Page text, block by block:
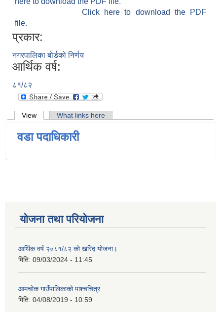
Click here to download the PDF
file.
प्रकार:
नगरपालिका बोर्डको निर्णय
आर्थिक वर्ष:
८१/८२
Primary tabs
View (active tab)What links here
वडा पदाधिकारी
-
योजना तथा परियोजना
आर्थिक वर्ष २०८१/८२ को खरिद योजना।
मिति: 09/03/2024 - 11:45
आमचोक गाउँपालिकाको पाश्चचित्र
मिति: 04/08/2019 - 10:59